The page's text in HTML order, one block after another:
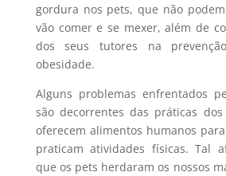
gordura nos pets, que não
vão comer e se mexer, além de
dos seus tutores na
obesidade.
Alguns problemas enfrentados
são decorrentes das práticas
oferecem alimentos humanos
praticam atividades físicas. Tal
que os pets herdaram os nossos